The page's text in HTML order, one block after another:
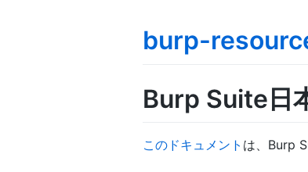
burp-
Burp Suite日
このドキュメント は、Burp